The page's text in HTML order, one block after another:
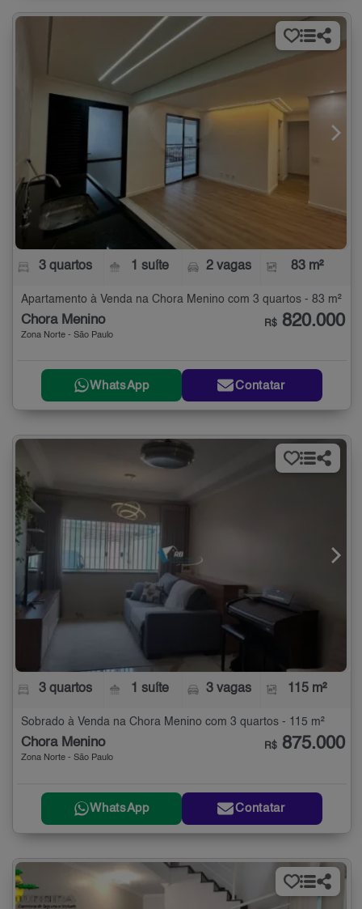
3 quartos 1 suíte 2 vagas 83 m²
Apartamento à Venda na Chora Menino com 3 quartos - 83 m²
Chora Menino
Zona Norte - São Paulo
R$ 820.000
WhatsApp Contatar
3 quartos 1 suíte 3 vagas 115 m²
Sobrado à Venda na Chora Menino com 3 quartos - 115 m²
Chora Menino
Zona Norte - São Paulo
R$ 875.000
WhatsApp Contatar